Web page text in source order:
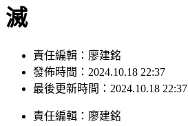
滅
責任編輯：廖建銘
發佈時間：2024.10.18 22:37
最後更新時間：2024.10.18 22:37
責任編輯 ： 廖建銘